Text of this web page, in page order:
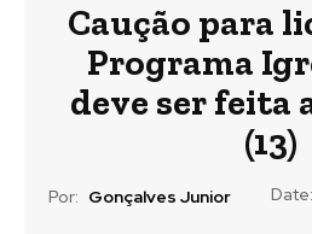
Caução para
Programa
deve ser feita
(13)
Por: Gonçalves Junior Date: